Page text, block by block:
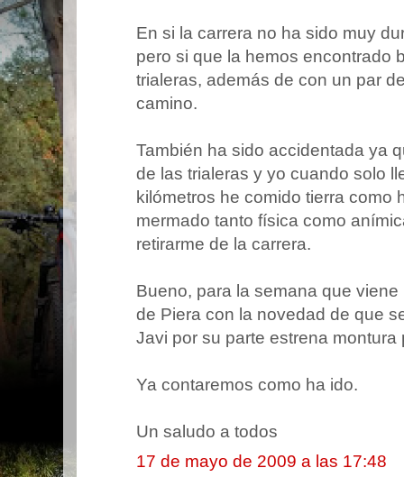
En si la carrera no ha sido muy
pero si que la hemos encontrado
trialeras, además de con un par
camino.
También ha sido accidentada ya
de las trialeras y yo cuando solo
kilómetros he comido tierra como
mermado tanto física como
retirarme de la carrera.
Bueno, para la semana que
de Piera con la novedad de que
Javi por su parte estrena montura
Ya contaremos como ha ido.
Un saludo a todos
17 de mayo de 2009 a las 17:48